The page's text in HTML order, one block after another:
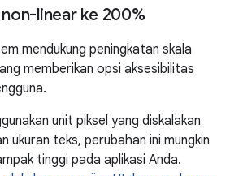
linear ke 200%
mendukung peningkatan skala
memberikan opsi aksesibilitas
unit piksel yang diskalakan
ukuran teks, perubahan ini mungkin
tinggi pada aplikasi Anda.